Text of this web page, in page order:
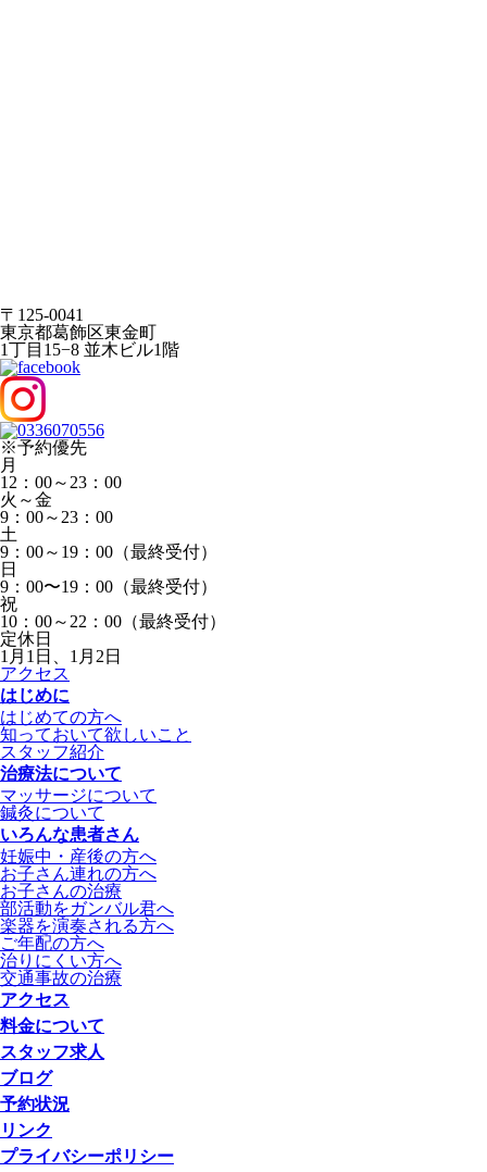
〒125-0041
東京都葛飾区東金町
1丁目15−8 並木ビル1階
※予約優先
月
12：00～23：00
火～金
9：00～23：00
土
9：00～19：00（最終受付）
日
9：00〜19：00（最終受付）
祝
10：00～22：00（最終受付）
定休日
1月1日、1月2日
アクセス
はじめに
はじめての方へ
知っておいて欲しいこと
スタッフ紹介
治療法について
マッサージについて
鍼灸について
いろんな患者さん
妊娠中・産後の方へ
お子さん連れの方へ
お子さんの治療
部活動をガンバル君へ
楽器を演奏される方へ
ご年配の方へ
治りにくい方へ
交通事故の治療
アクセス
料金について
スタッフ求人
ブログ
予約状況
リンク
プライバシーポリシー